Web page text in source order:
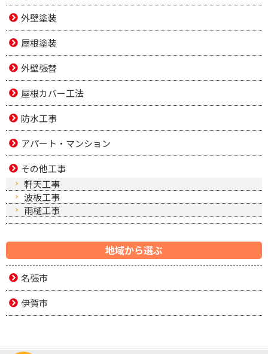
外壁塗装
屋根塗装
外壁張替
屋根カバー工法
防水工事
アパート・マンション
その他工事
軒天工事
波板工事
雨樋工事
地域から選ぶ
名張市
伊賀市